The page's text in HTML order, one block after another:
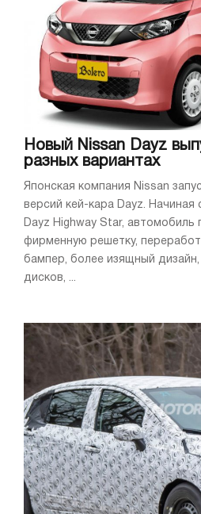
Новый Nissan Dayz
разных вариантах
Японская компания Nissan
версий кей-кара Dayz. Начиная
Dayz Highway Star, автомобиль
фирменную решетку,
бампер, более изящный
дисков, ...